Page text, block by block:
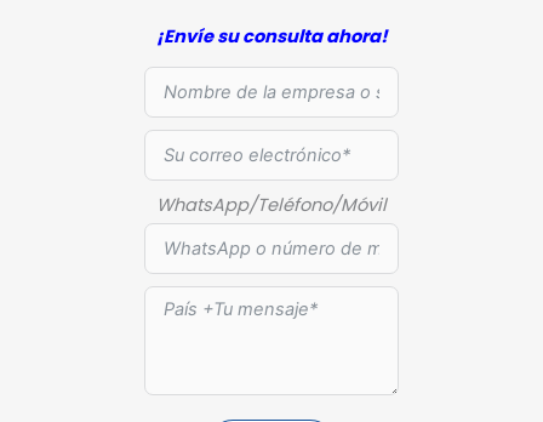
¡Envíe su consulta ahora!
WhatsApp/Teléfono/Móvil